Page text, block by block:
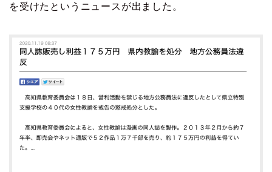
を受けたというニュースが出ました。